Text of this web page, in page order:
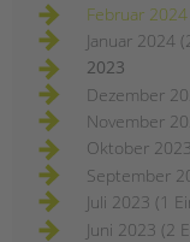
Februar
Januar 2024
2023
Dezember
November
Oktober
September
Juli 2023 (1
Juni 2023 (2